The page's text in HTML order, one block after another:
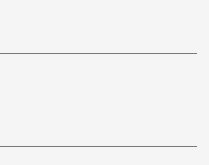
в стойку с помощью
стоечных проушин.